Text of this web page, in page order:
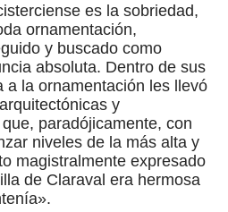
es la sobriedad,
ornamentación,
y buscado como
absoluta. Dentro de sus
a la ornamentación les llevó
y
paradójicamente, con
niveles de la más alta y
magistralmente expresado
de Claraval era hermosa